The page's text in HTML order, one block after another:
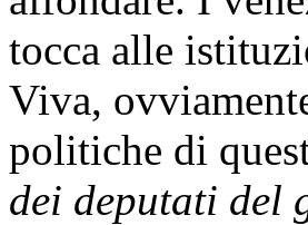
tocca alle
Viva,
politiche di
dei deputati del